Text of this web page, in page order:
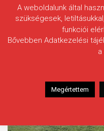
A weboldalunk által
szükségesek,
funkciói
Bővebben Adatkezelési
a
Megértettem